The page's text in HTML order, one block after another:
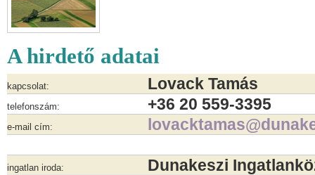
A hirdető adatai
kapcsolat: Lovack Tamás
telefonszám: +36 20 559-3395
e-mail cím:
ingatlan iroda: Dunakeszi